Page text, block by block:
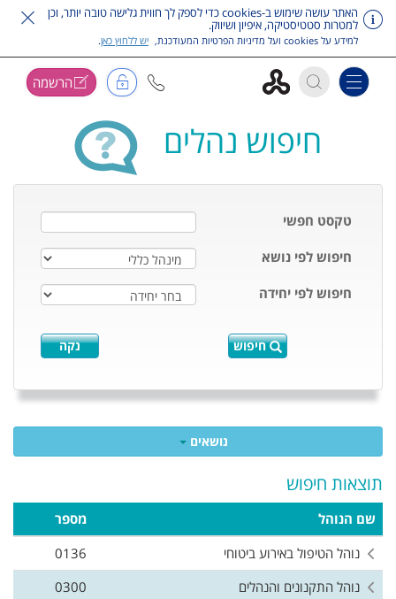
האתר עושה שימוש ב-cookies כדי לספק לך חווית גלישה טובה יותר, וכן
למטרות סטטיסטיקה, איפיון ושיווק.
למידע על cookies ועל מדיניות הפרטיות המעודכנת, יש ללחוץ כאן.
Toggle navigation הרשמה
חיפוש נהלים
טקסט חפשי
חיפוש לפי נושא
חיפוש לפי יחידה
חיפוש נקה
נושאים
תוצאות חיפוש
שם הנוהל
מספר
נוהל הטיפול באירוע ביטוחי
0136
נוהל התקנונים והנהלים
0300